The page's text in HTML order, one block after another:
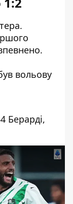
вольову
Берарді,